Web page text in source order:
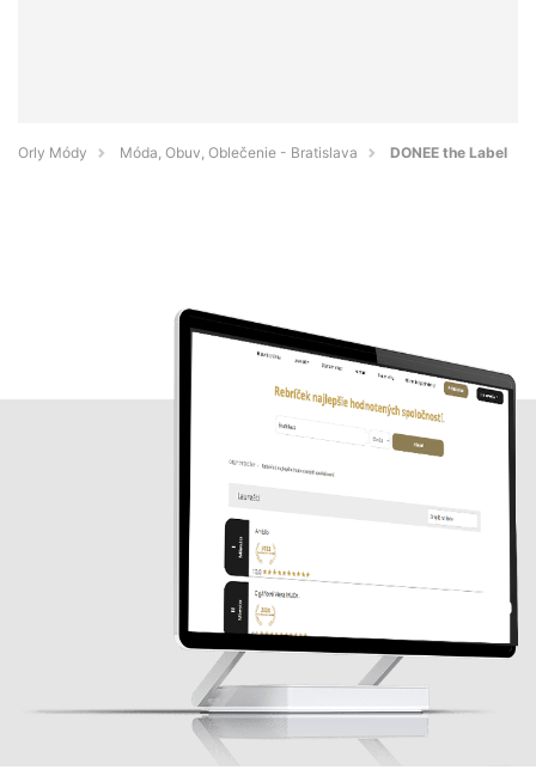
Orly Módy Móda, Obuv, Oblečenie - Bratislava DONEE the Label